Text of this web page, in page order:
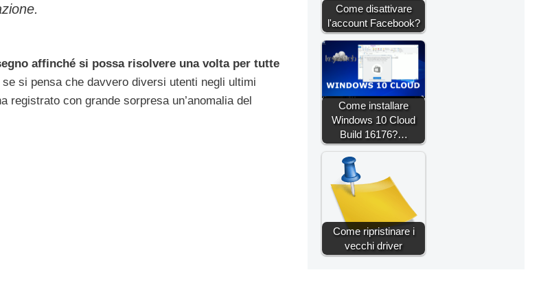
affinché si possa risolvere una volta per tutte
si pensa che davvero diversi utenti negli ultimi
con grande sorpresa un’anomalia del
Come disattivare
l'account Facebook?
Come installare
Windows 10 Cloud
Build 16176?…
Come ripristinare i
vecchi driver